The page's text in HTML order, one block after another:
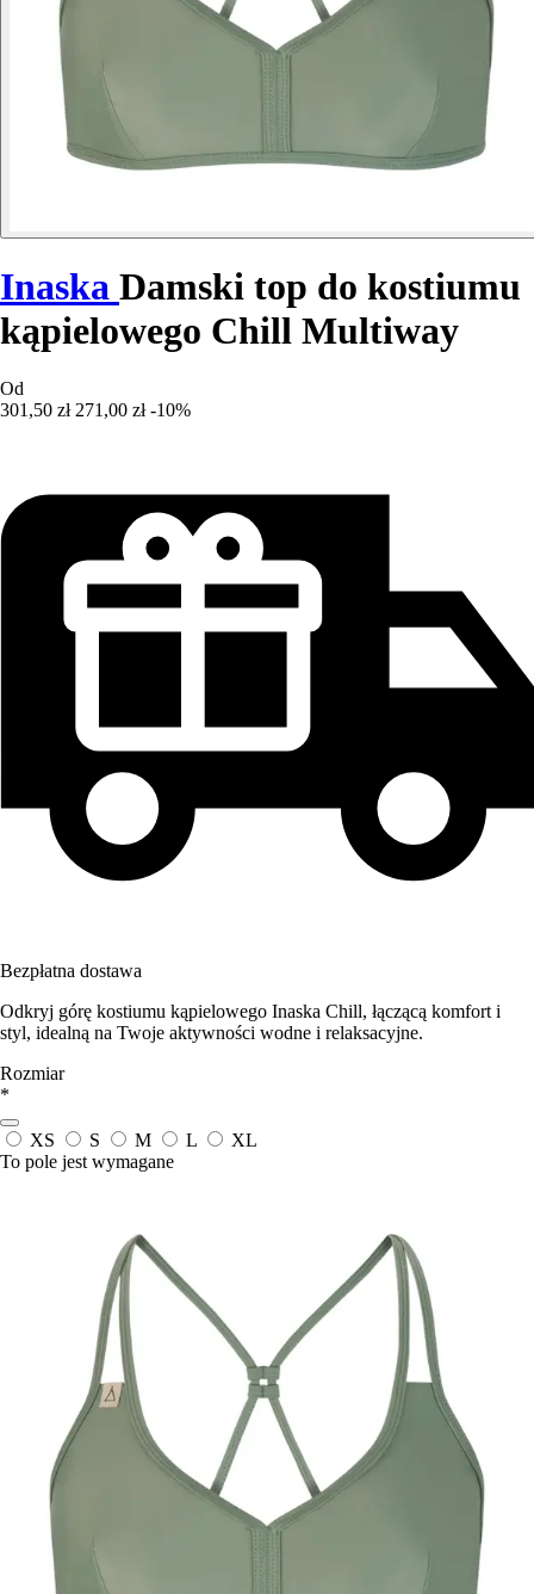
Inaska Damski top do kostiumu
kąpielowego Chill Multiway
Od
301,50 zł 271,00 zł -10%
Bezpłatna dostawa
Odkryj górę kostiumu kąpielowego Inaska Chill, łączącą komfort i
styl, idealną na Twoje aktywności wodne i relaksacyjne.
Rozmiar
*
XS S M L
XL
To pole jest wymagane